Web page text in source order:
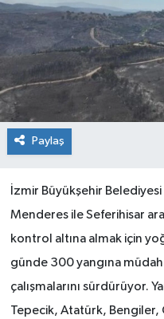
Paylaş
İzmir Büyükşehir Belediyesi
Menderes ile Seferihisar
kontrol altına almak için
günde 300 yangına
çalışmalarını sürdürüyor.
Tepecik, Atatürk,